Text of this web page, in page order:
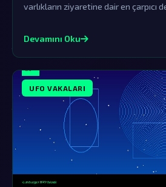
varlıkların ziyaretine dair en çarpıcı
Devamını Oku
UFO VAKALARI